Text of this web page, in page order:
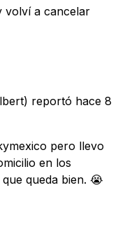
volví a cancelar
reportó hace 8
pero llevo
en los
queda bien. 😭